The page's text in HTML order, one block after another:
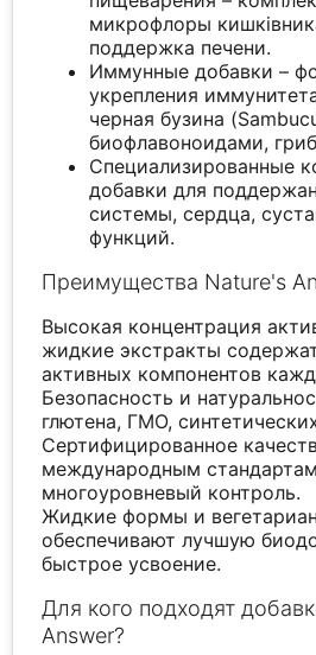
микрофлоры
поддержка печени.
Иммунные добавки –
укрепления
черная бузина
биофлавоноидами,
Специализированные
добавки для
системы, сердца,
функций.
Преимущества Nature's
Высокая концентрация
жидкие экстракты
активных компонентов
Безопасность и
глютена, ГМО,
Сертифицированное
международным
многоуровневый контроль.
Жидкие формы и
обеспечивают лучшую
быстрое усвоение.
Для кого подходят
Answer?